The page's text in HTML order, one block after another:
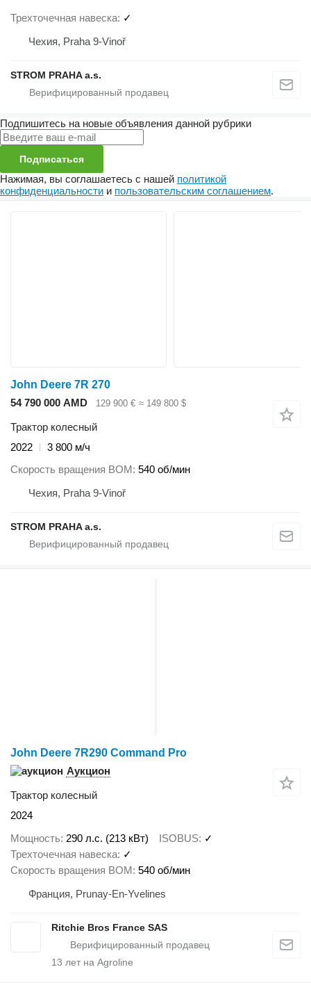
Трехточечная навеска ✓
Чехия, Praha 9-Vinoř
STROM PRAHA a.s.
Подпишитесь на новые объявления данной рубрики
Подписаться
Нажимая, вы соглашаетесь с нашей политикой
конфиденциальности и пользовательским соглашением.
John Deere 7R 270
54 790 000 AMD
129 900 € ≈ 149 800 $
Трактор колесный
2022
3 800 м/ч
Скорость вращения ВОМ 540 об/мин
Чехия, Praha 9-Vinoř
STROM PRAHA a.s.
John Deere 7R290 Command Pro
Аукцион
Трактор колесный
2024
Мощность 290 л.с. (213 кВт) ISOBUS ✓
Трехточечная навеска ✓
Скорость вращения ВОМ 540 об/мин
Франция, Prunay-En-Yvelines
Ritchie Bros France SAS
13 лет на Agroline